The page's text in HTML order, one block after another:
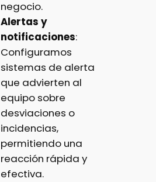
negocio.
Alertas y
notificaciones:
Configuramos
sistemas de alerta
que advierten al
equipo sobre
desviaciones o
incidencias,
permitiendo una
reacción rápida y
efectiva.